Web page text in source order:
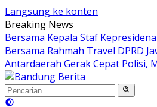
Langsung ke konten
Breaking News
Bersama Kepala Staf
Bersama Rahmah Travel DPRD
Antardaerah Gerak Cepat Polisi,